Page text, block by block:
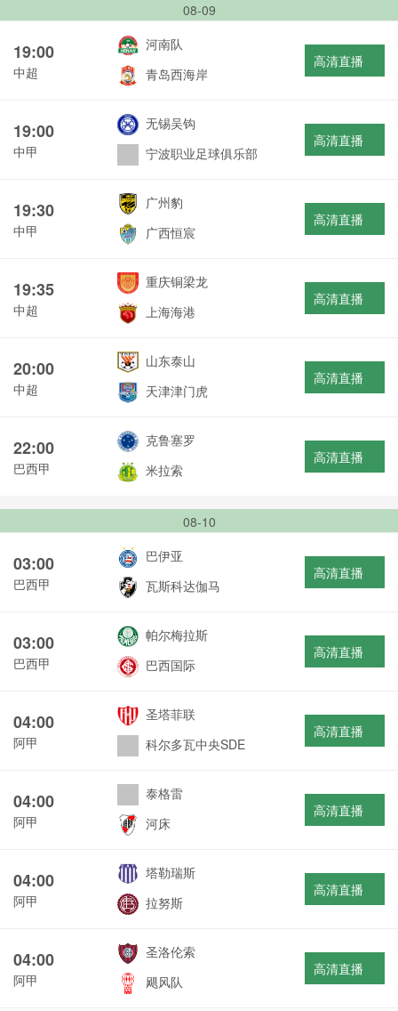
08-09
19:00
中超
河南队
青岛西海岸
高清直播
19:00
中甲
无锡吴钩
宁波职业足球俱乐部
高清直播
19:30
中甲
广州豹
广西恒宸
高清直播
19:35
中超
重庆铜梁龙
上海海港
高清直播
20:00
中超
山东泰山
天津津门虎
高清直播
22:00
巴西甲
克鲁塞罗
米拉索
高清直播
08-10
03:00
巴西甲
巴伊亚
瓦斯科达伽马
高清直播
03:00
巴西甲
帕尔梅拉斯
巴西国际
高清直播
04:00
阿甲
圣塔菲联
科尔多瓦中央SDE
高清直播
04:00
阿甲
泰格雷
河床
高清直播
04:00
阿甲
塔勒瑞斯
拉努斯
高清直播
04:00
阿甲
圣洛伦索
飓风队
高清直播